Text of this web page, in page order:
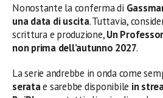
Nonostante la conferma di
una data di uscita. Tuttavia,
scrittura e produzione,Un
non prima dell’autunno 2027.
La serie andrebbe in onda come
seratae sarebbe disponibile in